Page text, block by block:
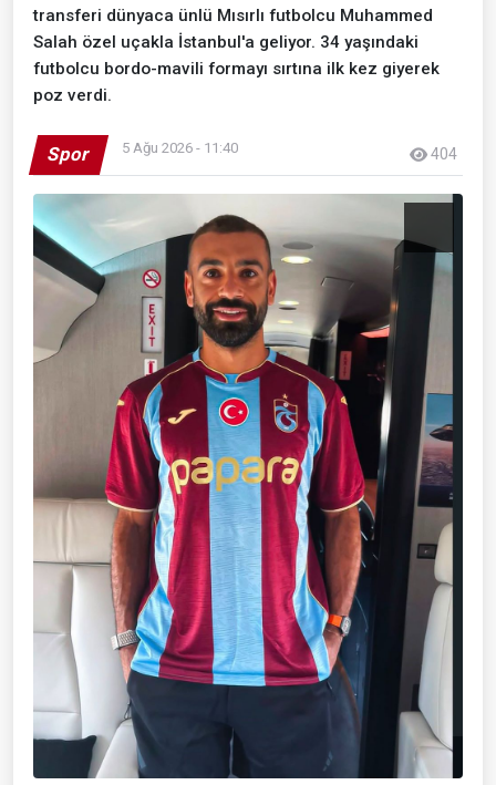
transferi dünyaca ünlü Mısırlı futbolcu Muhammed
Salah özel uçakla İstanbul'a geliyor. 34 yaşındaki
futbolcu bordo-mavili formayı sırtına ilk kez giyerek
poz verdi.
Spor 5 Ağu 2026 - 11:40 404